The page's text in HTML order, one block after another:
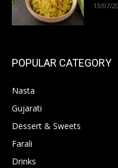
13/07/
POPULAR CATEGORY
Nasta
Gujarati
Dessert & Sweets
Farali
Drinks